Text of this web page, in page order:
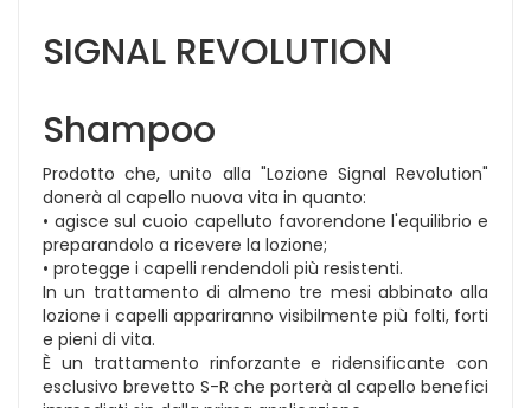
SIGNAL REVOLUTION
Shampoo
Prodotto che, unito alla "Lozione Signal Revolution"
donerà al capello nuova vita in quanto:
• agisce sul cuoio capelluto favorendone l'equilibrio e
preparandolo a ricevere la lozione;
• protegge i capelli rendendoli più resistenti.
In un trattamento di almeno tre mesi abbinato alla
lozione i capelli appariranno visibilmente più folti, forti
e pieni di vita.
È un trattamento rinforzante e ridensificante con
esclusivo brevetto S-R che porterà al capello benefici